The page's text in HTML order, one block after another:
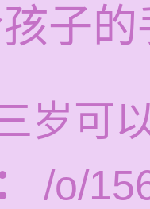
子
岁可
/o/